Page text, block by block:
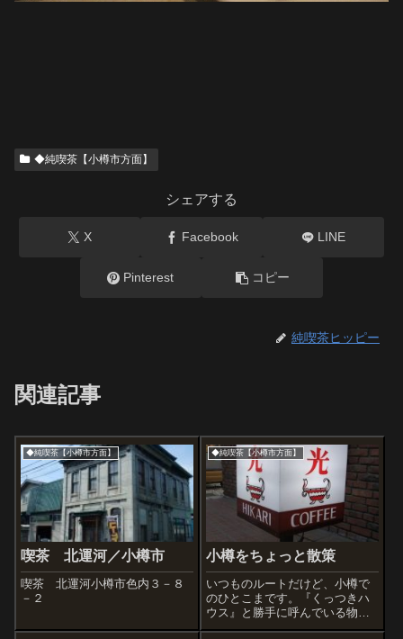
◆純喫茶【小樽市方面】
シェアする
X Facebook LINE
Pinterest コピー
純喫茶ヒッピー
関連記事
◆純喫茶【小樽市方面】
喫茶 北運河／小樽市
喫茶 北運河小樽市色内３－８
－２
◆純喫茶【小樽市方面】
小樽をちょっと散策
いつものルートだけど、小樽で
のひとこまです。『くっつきハ
ウス』と勝手に呼んでいる物
件。実はこの写真をツィートし